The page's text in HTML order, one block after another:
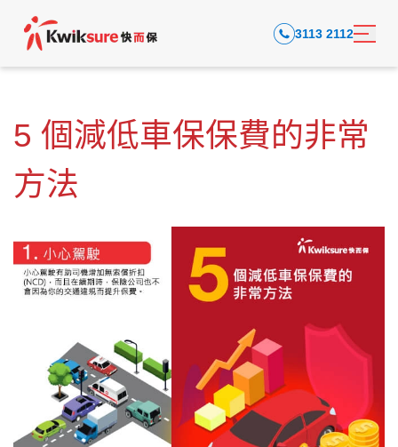
3113 2112
5 個減低車保保費的非常
方法